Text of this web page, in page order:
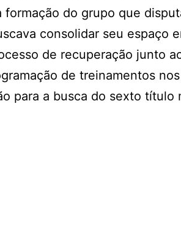
do grupo que
consolidar seu espaço
de recuperação junto
de treinamentos
para a busca do sexto título